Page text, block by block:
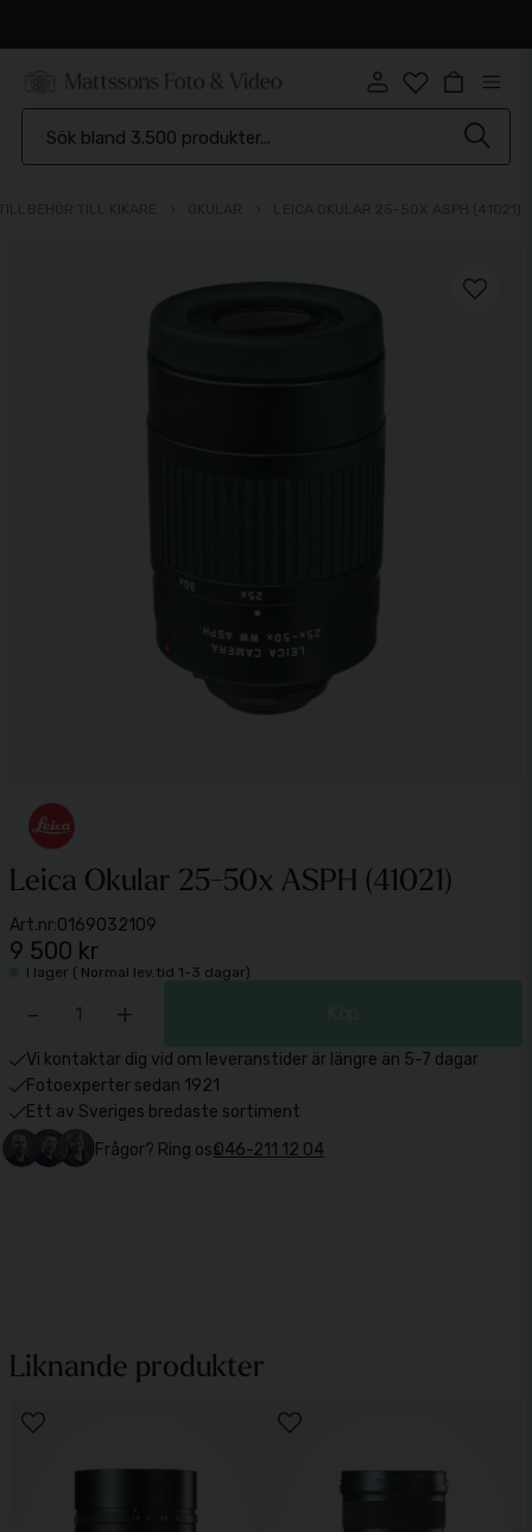
Leica Okular 25-50x ASPH (41021)
Art.nr:0169032109
9 500 kr
I lager ( Normal lev.tid 1-3 dagar)
- +
Vi kontaktar dig vid om leveranstider är längre än 5-7 dagar
Fotoexperter sedan 1921
Ett av Sveriges bredaste sortiment
Frågor? Ring oss046-211 12 04
Liknande produkter